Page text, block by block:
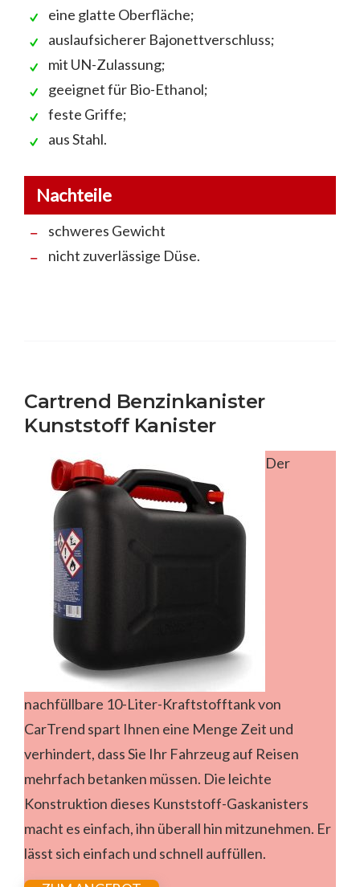
eine glatte Oberfläche;
auslaufsicherer Bajonettverschluss;
mit UN-Zulassung;
geeignet für Bio-Ethanol;
feste Griffe;
aus Stahl.
Nachteile
schweres Gewicht
nicht zuverlässige Düse.
Cartrend Benzinkanister
Kunststoff Kanister
Der
nachfüllbare 10-Liter-Kraftstofftank von
CarTrend spart Ihnen eine Menge Zeit und
verhindert, dass Sie Ihr Fahrzeug auf Reisen
mehrfach betanken müssen. Die leichte
Konstruktion dieses Kunststoff-Gaskanisters
macht es einfach, ihn überall hin mitzunehmen. Er
lässt sich einfach und schnell auffüllen.